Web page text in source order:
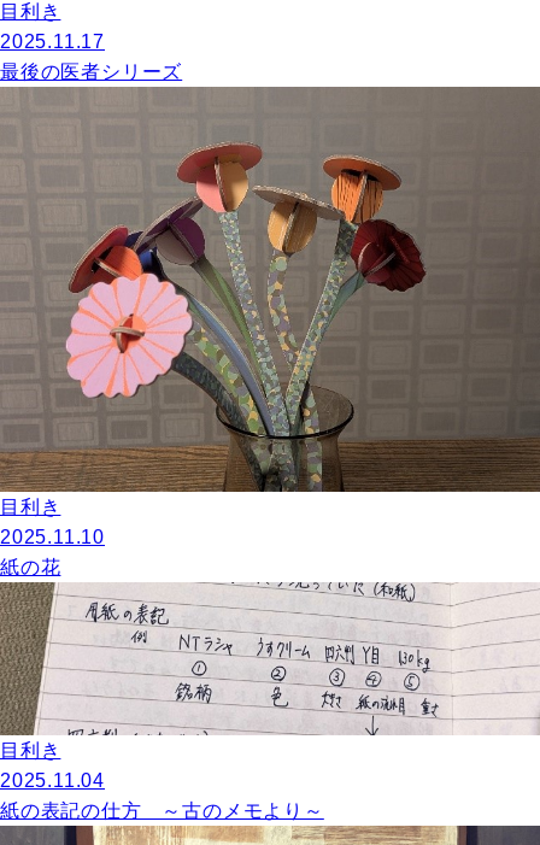
目利き
2025.11.17
最後の医者シリーズ
目利き
2025.11.10
紙の花
目利き
2025.11.04
紙の表記の仕方 ～古のメモより～